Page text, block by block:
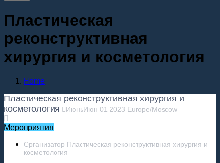
Пластическая
реконструктивная
хирургия и косметология
Home
Пластическая реконструктивная хирургия и
косметология
ИюньИюн 01 2023 Europe/Moscow
Мероприятия
Организатор Пластическая реконструктивная хирургия и
косметология